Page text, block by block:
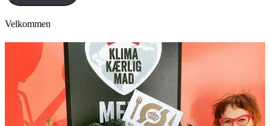
Velkommen